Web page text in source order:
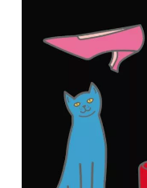
配合“成为安迪·沃霍尔”
呈现所有展出作品及档
读。图录中还将收录三
洛斯·迪亚兹围绕艺术家
展览构思；布莱克·
面、详尽的沃霍尔传
古典与现代艺术背景；
无尽追求在21世纪的持